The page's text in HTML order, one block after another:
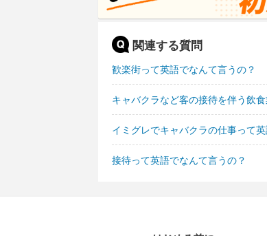
関連する質問
歓楽街って英語でなんて言うの？
キャバクラなど客の接待を伴う飲
イミグレでキャバクラの仕事って
接待って英語でなんて言うの？